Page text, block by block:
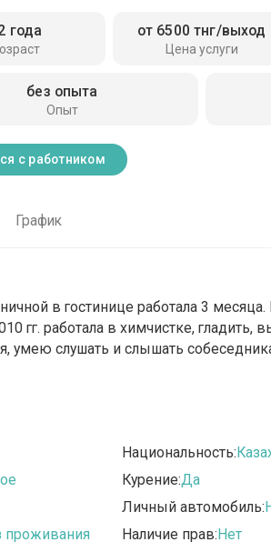
года
Цена услуги
от 6500 тнг/выход
Опыт
без опыта
с работником
График
в гостинице работала 3
гг. работала в химчистке, гладить,
умею слушать и слышать
проживания
Национальность:
Курение:Да
Личный автомобиль:
Наличие прав:Нет